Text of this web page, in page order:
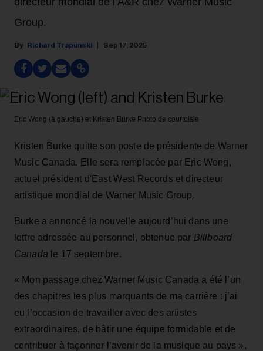
Group.
Richard Trapunski Sep 17, 2025
Eric Wong (à gauche) et Kristen Burke Photo de courtoisie
Kristen Burke quitte son poste de présidente de Warner
Music Canada. Elle sera remplacée par Eric Wong,
actuel président d'East West Records et directeur
artistique mondial de Warner Music Group.
Burke a annoncé la nouvelle aujourd’hui dans une
lettre adressée au personnel, obtenue par Billboard
Canada le 17 septembre.
« Mon passage chez Warner Music Canada a été l’un
des chapitres les plus marquants de ma carrière : j’ai
eu l’occasion de travailler avec des artistes
extraordinaires, de bâtir une équipe formidable et de
contribuer à façonner l’avenir de la musique au pays »,